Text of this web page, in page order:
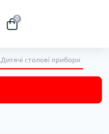
0
Дитячі столові прибори